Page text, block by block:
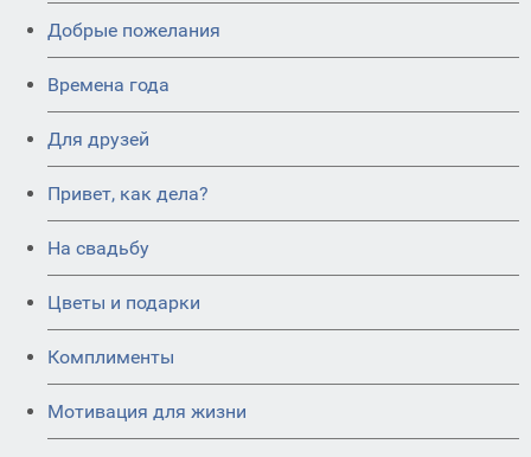
Добрые пожелания
Времена года
Для друзей
Привет, как дела?
На свадьбу
Цветы и подарки
Комплименты
Мотивация для жизни